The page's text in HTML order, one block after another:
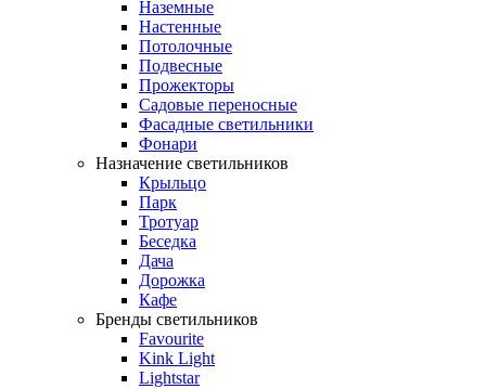
Наземные
Настенные
Потолочные
Подвесные
Прожекторы
Садовые переносные
Фасадные светильники
Фонари
Назначение светильников
Крыльцо
Парк
Тротуар
Беседка
Дача
Дорожка
Кафе
Бренды светильников
Favourite
Kink Light
Lightstar